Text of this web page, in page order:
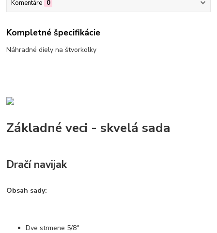
Komentáre 0
Kompletné špecifikácie
Náhradné diely na štvorkolky
Základné veci - skvelá sada
Dračí navijak
Obsah sady:
Dve strmene 5/8"